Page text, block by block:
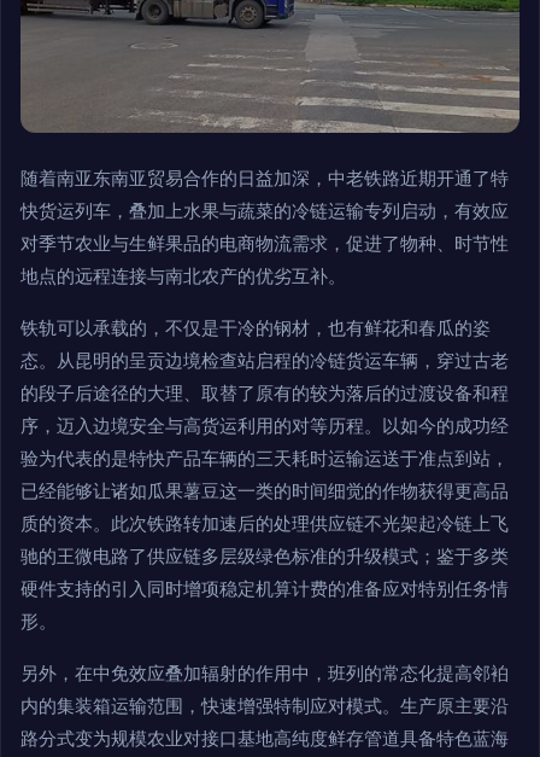
随着南亚东南亚贸易合作的日益加深，中老铁路近期开通了特
快货运列车，叠加上水果与蔬菜的冷链运输专列启动，有效应
对季节农业与生鲜果品的电商物流需求，促进了物种、时节性
地点的远程连接与南北农产的优劣互补。
铁轨可以承载的，不仅是干冷的钢材，也有鲜花和春瓜的姿
态。从昆明的呈贡边境检查站启程的冷链货运车辆，穿过古老
的段子后途径的大理、取替了原有的较为落后的过渡设备和程
序，迈入边境安全与高货运利用的对等历程。以如今的成功经
验为代表的是特快产品车辆的三天耗时运输运送于准点到站，
已经能够让诸如瓜果薯豆这一类的时间细觉的作物获得更高品
质的资本。此次铁路转加速后的处理供应链不光架起冷链上飞
驰的王微电路了供应链多层级绿色标准的升级模式；鉴于多类
硬件支持的引入同时增项稳定机算计费的准备应对特别任务情
形。
另外，在中免效应叠加辐射的作用中，班列的常态化提高邻袙
内的集装箱运输范围，快速增强特制应对模式。生产原主要沿
路分式变为规模农业对接口基地高纯度鲜存管道具备特色蓝海